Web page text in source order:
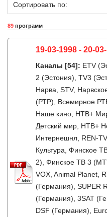
Сортировать по:
89 программ
19-03-1998 - 20-
Каналы [54]: ETV
2 (Эстония), TV3
Нарва, STV,
(РТР), Всемирное
Наше кино, НТВ+
Детский мир, НТВ+
Интернешнл, REN-
Культура, Финское
2), Финское ТВ 3
VOX, Animal Planet,
(Германия), SUPER
(Германия), 3SAT
DSF (Германия),